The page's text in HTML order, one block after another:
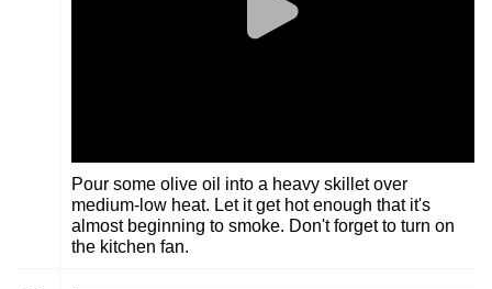
Pour some olive oil into a heavy skillet over
medium-low heat. Let it get hot enough that it's
almost beginning to smoke. Don't forget to turn on
the kitchen fan.